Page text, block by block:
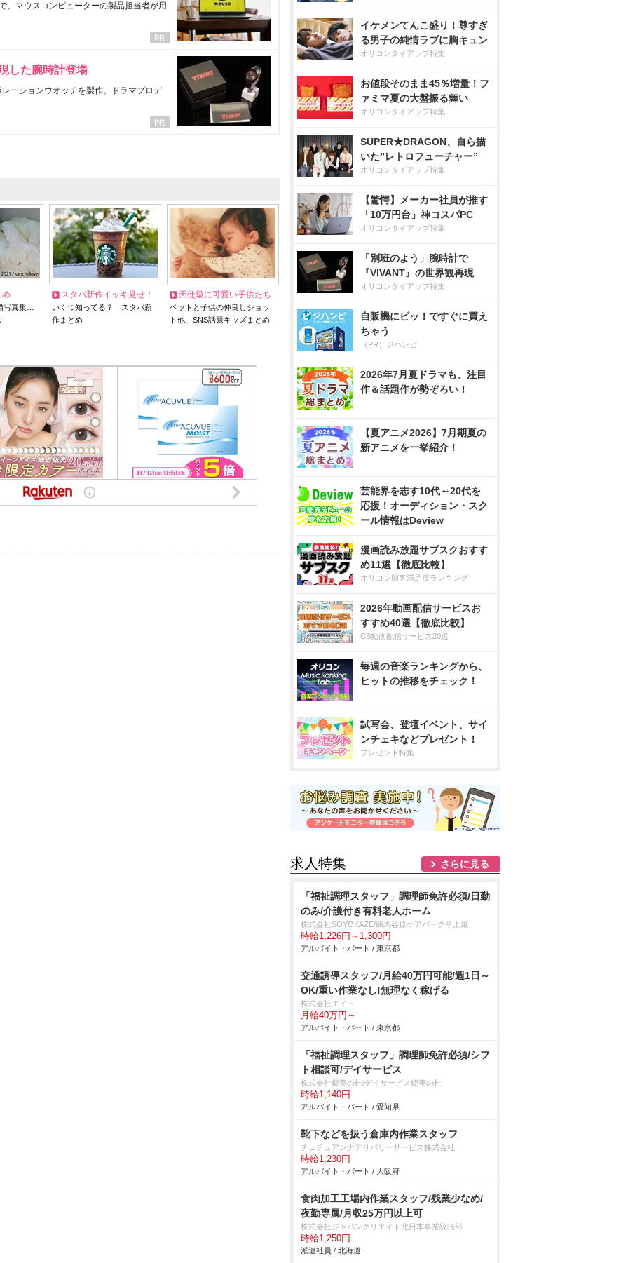
、マウスコンピューターの製品担当者が用
した腕時計登場
ーションウオッチを製作。ドラマプロデ
め
写真集…
スタバ新作イッキ見せ！
いくつ知ってる？ スタバ新
作まとめ
天使級に可愛い子供たち
ペットと子供の仲良しショッ
ト他、SNS話題キッズまとめ
イケメンてんこ盛り！尊すぎ
る男子の純情ラブに胸キュン
オリコンタイアップ特集
お値段そのまま45％増量！フ
ァミマ夏の大盤振る舞い
オリコンタイアップ特集
SUPER★DRAGON、自ら描
いた”レトロフューチャー”
オリコンタイアップ特集
【驚愕】メーカー社員が推す
「10万円台」神コスパPC
オリコンタイアップ特集
「別班のよう」腕時計で
『VIVANT』の世界観再現
オリコンタイアップ特集
自販機にピッ！ですぐに買え
ちゃう
（PR）ジハンピ
2026年7月夏ドラマも、注目
作＆話題作が勢ぞろい！
【夏アニメ2026】7月期夏の
新アニメを一挙紹介！
芸能界を志す10代～20代を
応援！オーディション・スク
ール情報はDeview
漫画読み放題サブスクおすす
め11選【徹底比較】
オリコン顧客満足度ランキング
2026年動画配信サービスお
すすめ40選【徹底比較】
CS動画配信サービス20選
毎週の音楽ランキングから、
ヒットの推移をチェック！
試写会、登壇イベント、サイ
ンチェキなどプレゼント！
プレゼント特集
求人特集 さらに見る
「福祉調理スタッフ」調理師免許必須/日勤
のみ/介護付き有料老人ホーム
株式会社SOYOKAZE/練馬谷原ケアパークそよ風
時給1,226円～1,300円
アルバイト・パート / 東京都
交通誘導スタッフ/月給40万円可能/週1日～
OK/重い作業なし!無理なく稼げる
株式会社エイト
月給40万円～
アルバイト・パート / 東京都
「福祉調理スタッフ」調理師免許必須/シフ
ト相談可/デイサービス
株式会社郷美の杜/デイサービス郷美の杜
時給1,140円
アルバイト・パート / 愛知県
靴下などを扱う倉庫内作業スタッフ
チュチュアンナデリバリーサービス株式会社
時給1,230円
アルバイト・パート / 大阪府
食肉加工工場内作業スタッフ/残業少なめ/
夜勤専属/月収25万円以上可
株式会社ジャパンクリエイト北日本事業統括部
時給1,250円
派遣社員 / 北海道